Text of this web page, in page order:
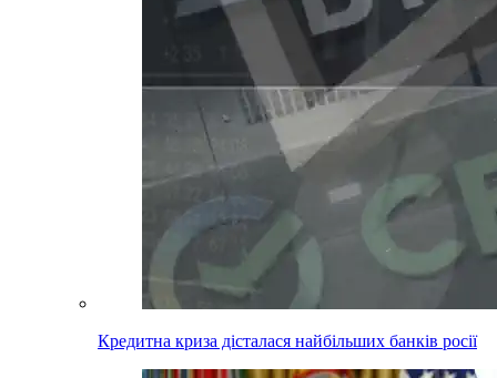
Кредитна криза дісталася найбільших банків росії